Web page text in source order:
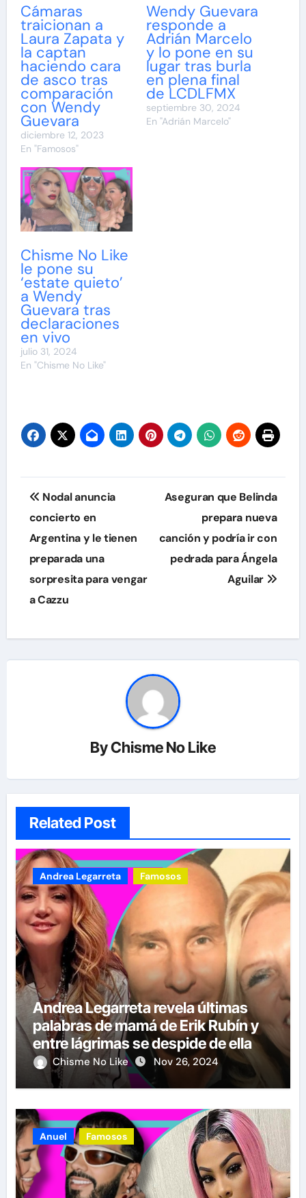
Cámaras
traicionan a
Laura Zapata y
la captan
haciendo cara
de asco tras
comparación
con Wendy
Guevara
diciembre 12, 2023
En "Famosos"
Wendy Guevara
responde a
Adrián Marcelo
y lo pone en su
lugar tras burla
en plena final
de LCDLFMX
septiembre 30, 2024
En "Adrián Marcelo"
Chisme No Like
le pone su
‘estate quieto’
a Wendy
Guevara tras
declaraciones
en vivo
julio 31, 2024
En "Chisme No Like"
Navegación
de
entradas
Nodal anuncia
concierto en
Argentina y le tienen
preparada una
sorpresita para vengar
a Cazzu
Aseguran que Belinda
prepara nueva
canción y podría ir con
pedrada para Ángela
Aguilar
ByChisme No Like
Related Post
Andrea Legarreta Famosos
Andrea Legarreta revela últimas
palabras de mamá de Erik Rubín y
entre lágrimas se despide de ella
Chisme No Like Nov 26, 2024
Anuel Famosos